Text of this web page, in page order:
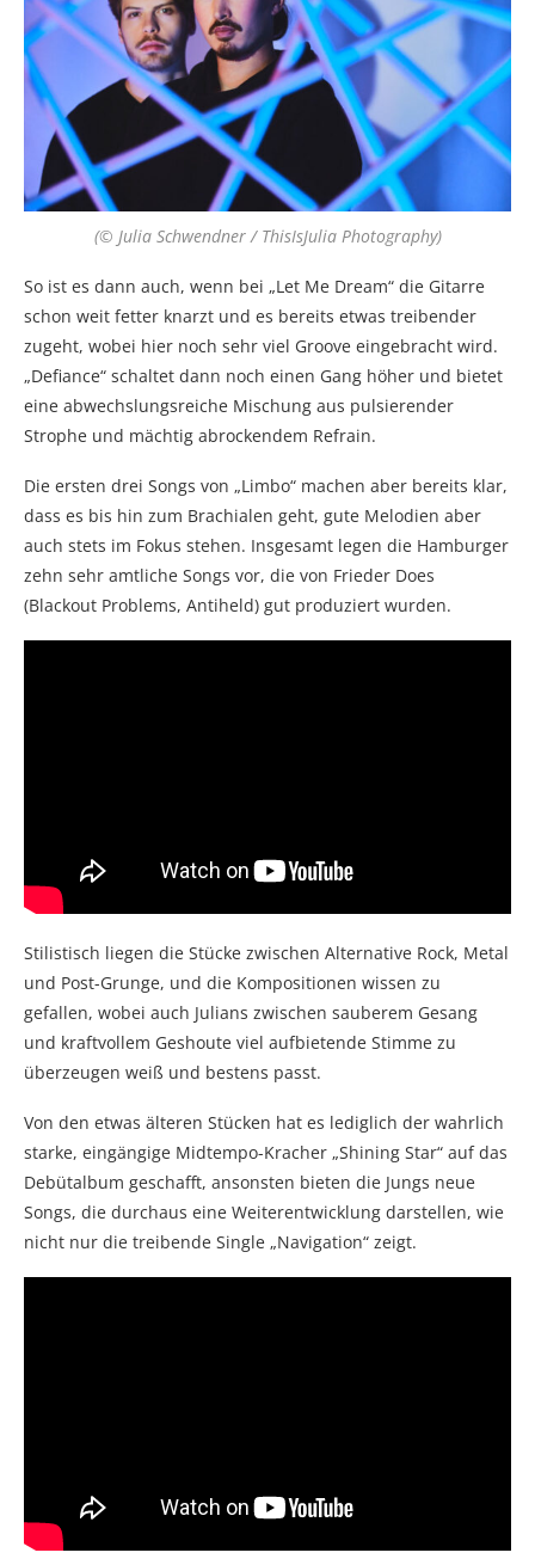
(© Julia Schwendner / ThisIsJulia Photography)
So ist es dann auch, wenn bei „Let Me Dream“ die Gitarre
schon weit fetter knarzt und es bereits etwas treibender
zugeht, wobei hier noch sehr viel Groove eingebracht wird.
„Defiance“ schaltet dann noch einen Gang höher und bietet
eine abwechslungsreiche Mischung aus pulsierender
Strophe und mächtig abrockendem Refrain.
Die ersten drei Songs von „Limbo“ machen aber bereits klar,
dass es bis hin zum Brachialen geht, gute Melodien aber
auch stets im Fokus stehen. Insgesamt legen die Hamburger
zehn sehr amtliche Songs vor, die von Frieder Does
(Blackout Problems, Antiheld) gut produziert wurden.
Stilistisch liegen die Stücke zwischen Alternative Rock, Metal
und Post-Grunge, und die Kompositionen wissen zu
gefallen, wobei auch Julians zwischen sauberem Gesang
und kraftvollem Geshoute viel aufbietende Stimme zu
überzeugen weiß und bestens passt.
Von den etwas älteren Stücken hat es lediglich der wahrlich
starke, eingängige Midtempo-Kracher „Shining Star“ auf das
Debütalbum geschafft, ansonsten bieten die Jungs neue
Songs, die durchaus eine Weiterentwicklung darstellen, wie
nicht nur die treibende Single „Navigation“ zeigt.